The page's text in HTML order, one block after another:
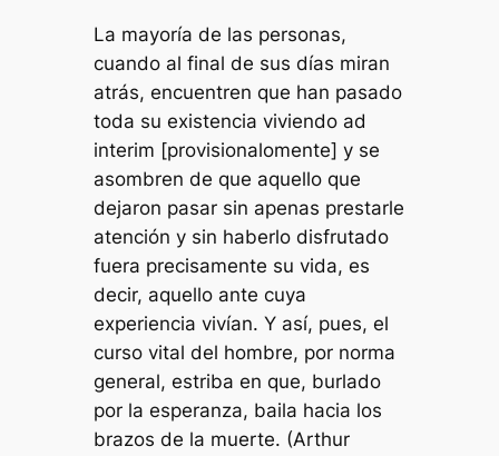
La mayoría de las personas,
cuando al final de sus días miran
atrás, encuentren que han pasado
toda su existencia viviendo ad
interim [provisionalomente] y se
asombren de que aquello que
dejaron pasar sin apenas prestarle
atención y sin haberlo disfrutado
fuera precisamente su vida, es
decir, aquello ante cuya
experiencia vivían. Y así, pues, el
curso vital del hombre, por norma
general, estriba en que, burlado
por la esperanza, baila hacia los
brazos de la muerte. (Arthur